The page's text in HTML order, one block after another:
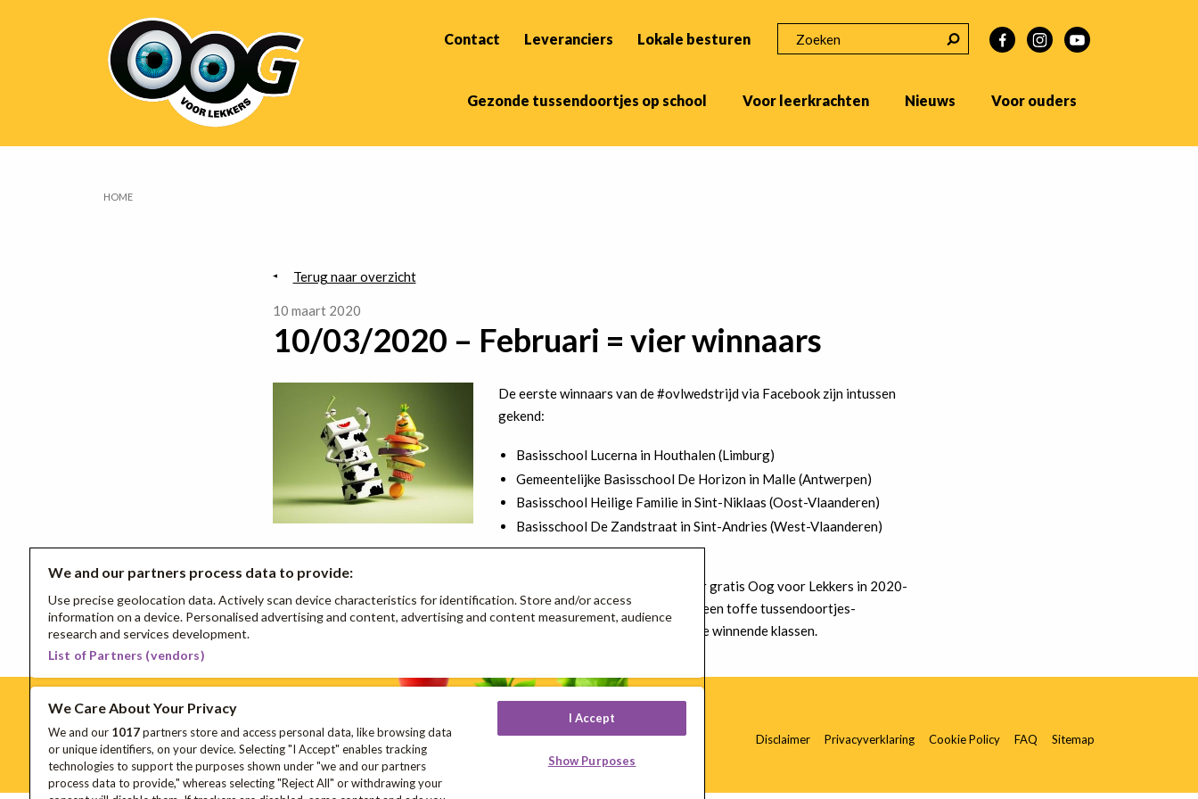
Contact Leveranciers Lokale besturen
Gezonde tussendoortjes op school Voor leerkrachten Nieuws Voor ouders
HOME
Terug naar overzicht
10 maart 2020
10/03/2020 – Februari = vier winnaars
De eerste winnaars van de #ovlwedstrijd via Facebook zijn intussen
gekend:
Basisschool Lucerna in Houthalen (Limburg)
Gemeentelijke Basisschool De Horizon in Malle (Antwerpen)
Basisschool Heilige Familie in Sint-Niklaas (Oost-Vlaanderen)
Basisschool De Zandstraat in Sint-Andries (West-Vlaanderen)
De vier scholen ontvangen een jaar gratis Oog voor Lekkers in 2020-
2021, een lekkere productmand en een toffe tussendoortjes-
weekplanner voor élke leerling in de winnende klassen.
Schrijf je in voor onze nieuwsbrief Disclaimer Privacyverklaring Cookie Policy FAQ Sitemap
We and our partners process data to provide:
Use precise geolocation data. Actively scan device characteristics for identification. Store and/or access
information on a device. Personalised advertising and content, advertising and content measurement, audience
research and services development.
List of Partners (vendors)
We Care About Your Privacy
We and our 1017partners store and access personal data, like browsing data
or unique identifiers, on your device. Selecting "I Accept" enables tracking
technologies to support the purposes shown under "we and our partners
process data to provide," whereas selecting "Reject All" or withdrawing your
I Accept
Show Purposes